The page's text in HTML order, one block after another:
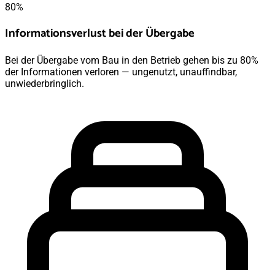
80%
Informationsverlust bei der Übergabe
Bei der Übergabe vom Bau in den Betrieb gehen bis zu 80%
der Informationen verloren — ungenutzt, unauffindbar,
unwiederbringlich.